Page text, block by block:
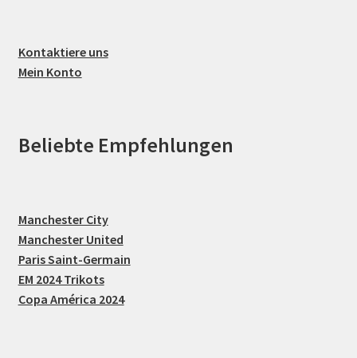
Kontaktiere uns
Mein Konto
Beliebte Empfehlungen
Manchester City
Manchester United
Paris Saint-Germain
EM 2024 Trikots
Copa América 2024